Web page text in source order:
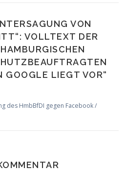
VON
VOLLTEXT DER
GOOGLE LIEGT VOR“
des HmbBfDI gegen Facebook /